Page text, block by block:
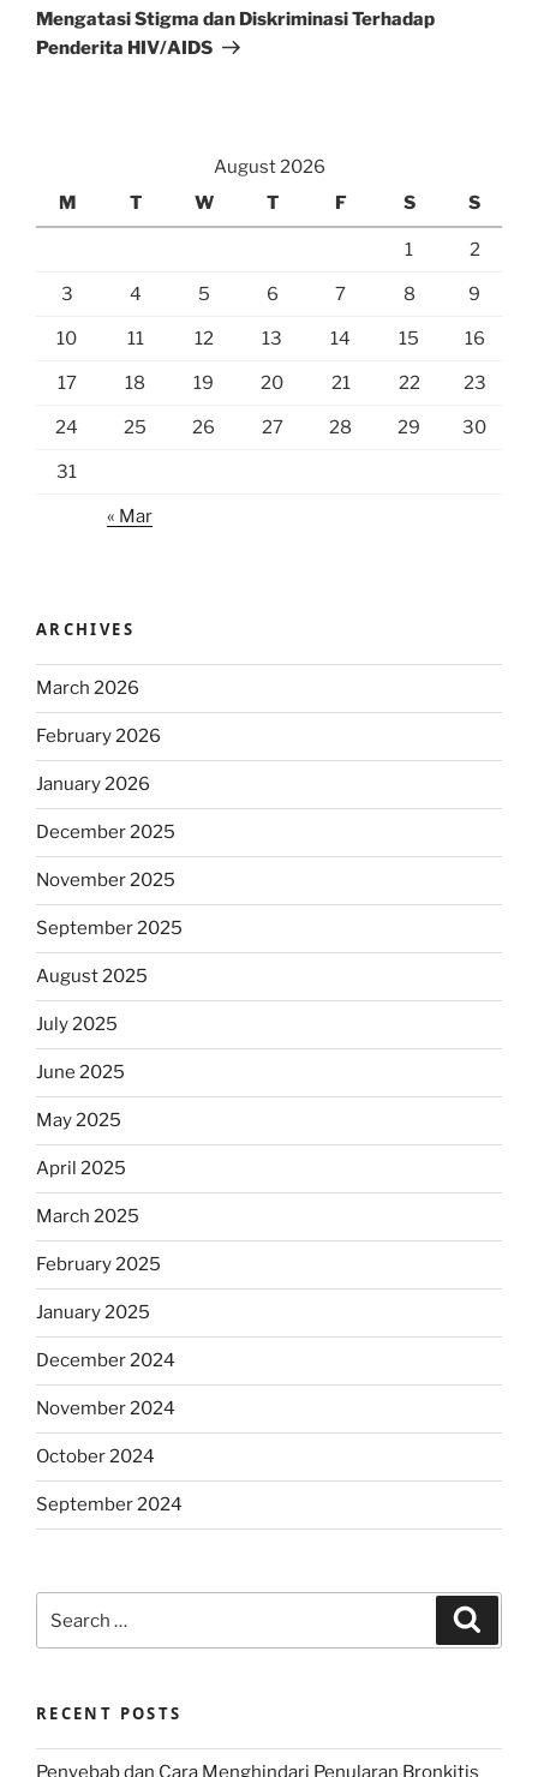
Post
Mengatasi Stigma dan Diskriminasi Terhadap
Penderita HIV/AIDS
August 2026
M
T W T F S S
1 2
3 4 5 6 7 8 9
10 11 12 13 14 15 16
17 18 19 20 21 22 23
24 25 26 27 28 29 30
31
« Mar
ARCHIVES
March 2026
February 2026
January 2026
December 2025
November 2025
September 2025
August 2025
July 2025
June 2025
May 2025
April 2025
March 2025
February 2025
January 2025
December 2024
November 2024
October 2024
September 2024
for:
RECENT POSTS
Penyebab dan Cara Menghindari Penularan Bronkitis